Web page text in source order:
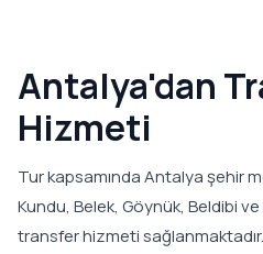
Antalya'dan
Hizmeti
Tur kapsamında Antalya şehir
Kundu, Belek, Göynük, Beldibi
transfer hizmeti sağlanmaktadır.